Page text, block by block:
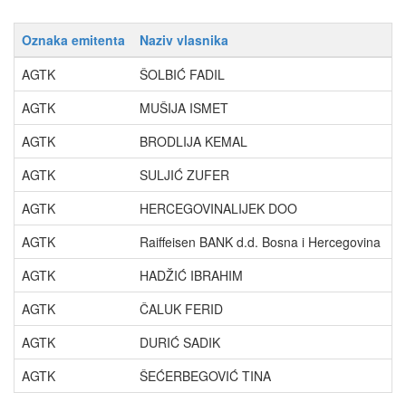
Oznaka emitenta Naziv vlasnika
AGTK
ŠOLBIĆ FADIL
AGTK
MUŠIJA ISMET
AGTK
BRODLIJA KEMAL
AGTK
SULJIĆ ZUFER
AGTK
HERCEGOVINALIJEK DOO
AGTK
Raiffeisen BANK d.d. Bosna i Hercegovina
AGTK
HADŽIĆ IBRAHIM
AGTK
ČALUK FERID
AGTK
DURIĆ SADIK
AGTK
ŠEĆERBEGOVIĆ TINA